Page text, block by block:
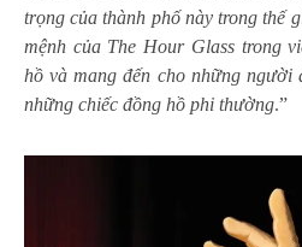
trọng của thành phố này trong thế
mệnh của The Hour Glass trong
hồ và mang đến cho những
những chiếc đồng hồ phi thường.”